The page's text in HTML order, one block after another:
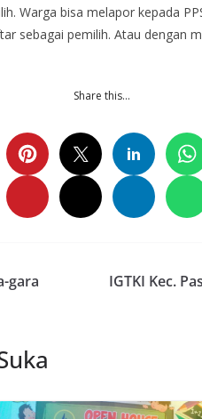
Warga bisa melapor kepada
sebagai pemilih. Atau dengan
Share this…
gara
IGTKI Kec.